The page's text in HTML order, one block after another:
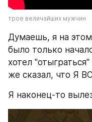
трое величайших мужчин
Думаешь, я на этом
было только
хотел
же сказал, что Я
Я наконец-то